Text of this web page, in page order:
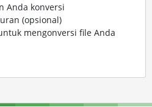
Anda konversi
(opsional)
mengonversi file Anda